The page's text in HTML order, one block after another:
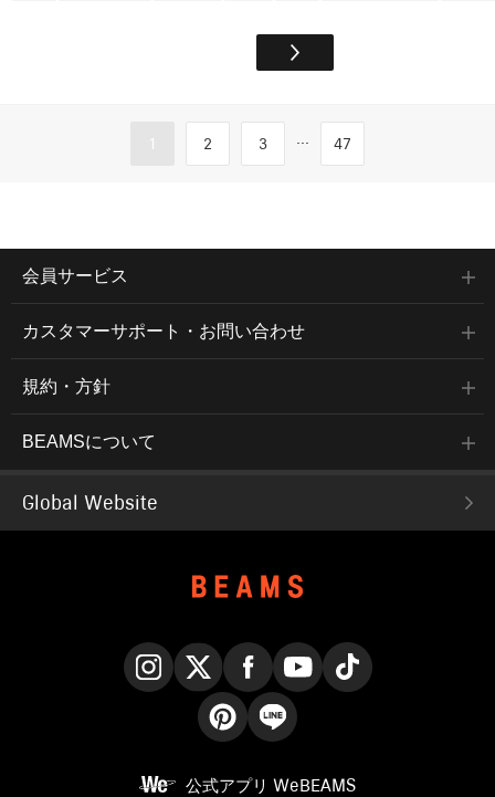
1 2 3 ... 47
会員サービス
カスタマーサポート・お問い合わせ
規約・方針
BEAMSについて
Global Website
公式アプリ WeBEAMS